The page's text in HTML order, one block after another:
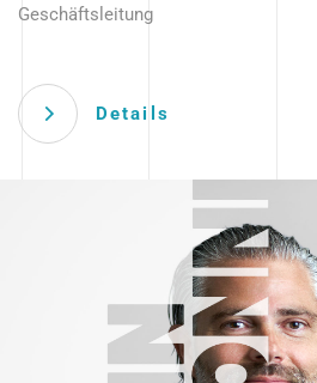
Geschäftsleitung
Details